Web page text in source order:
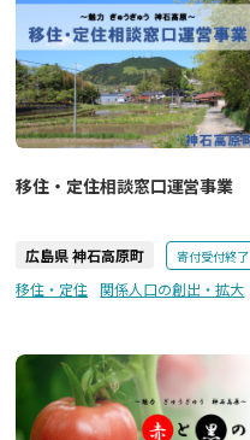
移住・定住相談窓口運営事業
広島県 神石高原町 寄付受付終了
移住・定住 関係人口の創出・拡大